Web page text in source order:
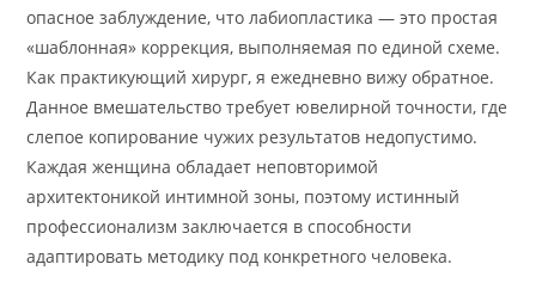
опасное заблуждение, что лабиопластика — это простая
«шаблонная» коррекция, выполняемая по единой схеме.
Как практикующий хирург, я ежедневно вижу обратное.
Данное вмешательство требует ювелирной точности, где
слепое копирование чужих результатов недопустимо.
Каждая женщина обладает неповторимой
архитектоникой интимной зоны, поэтому истинный
профессионализм заключается в способности
адаптировать методику под конкретного человека.